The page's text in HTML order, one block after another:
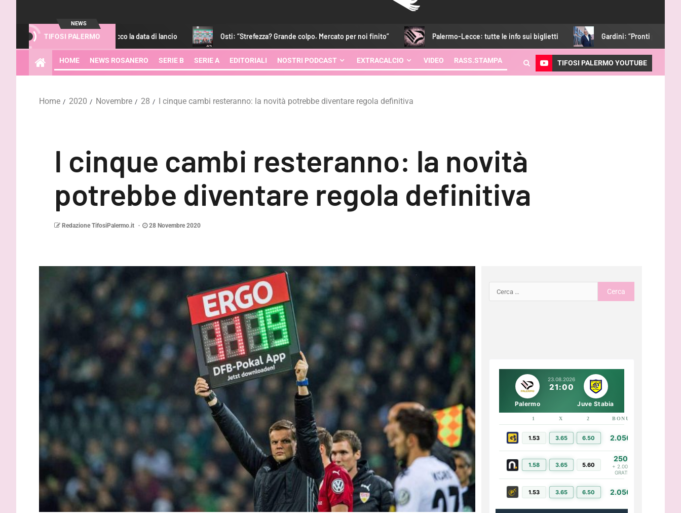
NEWS
TIFOSI PALERMO
Fantacalcio.it: ecco la data di lancio Osti: “Strefezza? Grande colpo. Mercato per noi finito” Palermo-Lecce: tutte le info sui biglietti Gardini: “Pronti per essere protagonisti.
HOME NEWS ROSANERO SERIE B SERIE A EDITORIALI NOSTRI PODCAST EXTRACALCIO VIDEO RASS.STAMPA TIFOSI PALERMO YOUTUBE
Home 2020 Novembre 28 I cinque cambi resteranno: la novità potrebbe diventare regola definitiva
I cinque cambi resteranno: la novità
potrebbe diventare regola definitiva
Redazione TifosiPalermo.it 28 Novembre 2020
23.08.2026
21:00
Palermo Juve Stabia
1 X 2 BONUS
1.53 3.65 6.50 2.050€
1.58 3.65 5.60
250€
+ 2.000€
GRATIS
1.53 3.65 6.50 2.050€